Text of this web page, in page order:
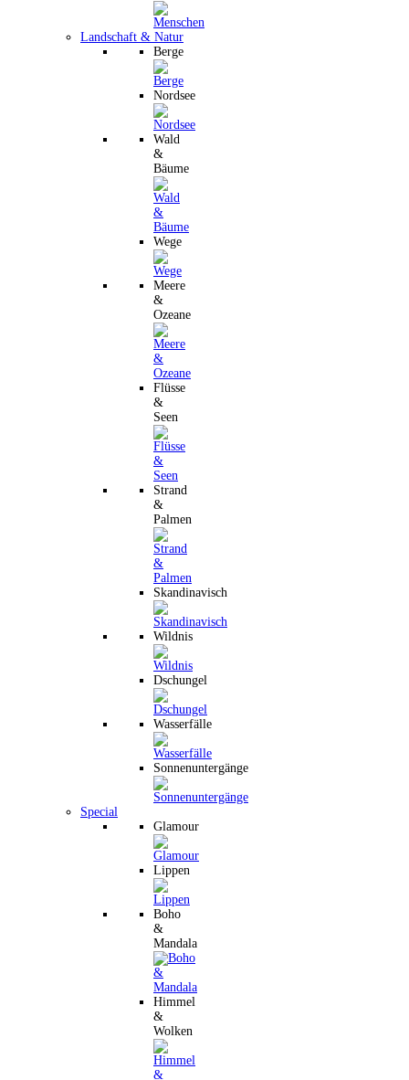
Landschaft & Natur
Berge
Nordsee
Wald
&
Bäume
Wege
Meere
&
Ozeane
Flüsse
&
Seen
Strand
&
Palmen
Skandinavisch
Wildnis
Dschungel
Wasserfälle
Sonnenuntergänge
Special
Glamour
Lippen
Boho
&
Mandala
Himmel
&
Wolken